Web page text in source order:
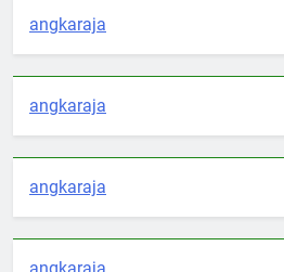
angkaraja
angkaraja
angkaraja